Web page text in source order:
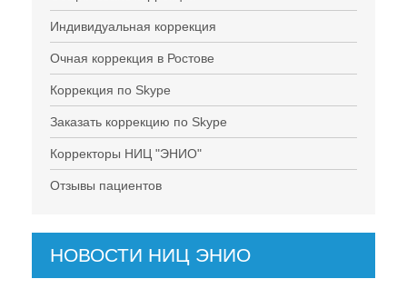
Индивидуальная коррекция
Очная коррекция в Ростове
Коррекция по Skype
Заказать коррекцию по Skype
Корректоры НИЦ "ЭНИО"
Отзывы пациентов
НОВОСТИ НИЦ ЭНИО